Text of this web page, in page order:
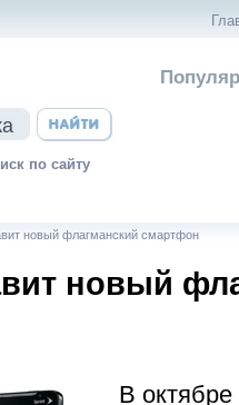
по сайту
новый флагманский смартфон
новый
В